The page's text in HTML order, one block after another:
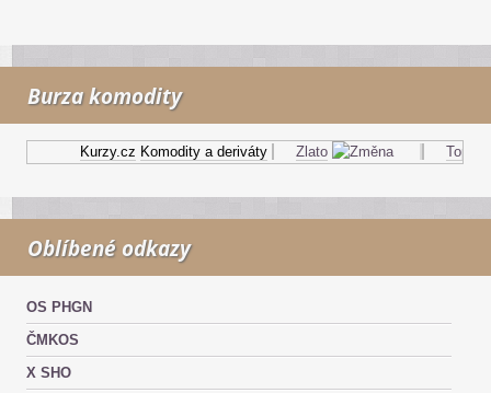
Burza komodity
Kurzy.cz Komodity a deriváty Zlato Topný
Oblíbené odkazy
OS PHGN
ČMKOS
X SHO